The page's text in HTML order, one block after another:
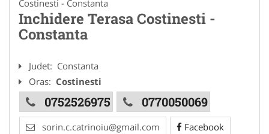
Costinesti - Constanta
Inchidere Terasa Costinesti -
Constanta
Judet: Constanta
Oras: Costinesti
0752526975 0770050069
sorin.c.catrinoiu@gmail.com Facebook